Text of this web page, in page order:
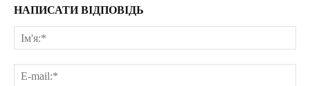
НАПИСАТИ ВІДПОВІДЬ